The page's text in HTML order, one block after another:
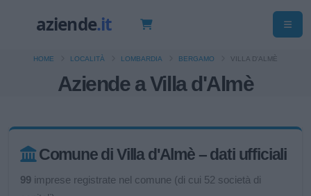
Aziende a Villa d'Almè
HOME LOCALITÀ LOMBARDIA BERGAMO VILLA D'ALMÈ
Comune di Villa d'Almè – dati ufficiali
99 imprese registrate nel comune (di cui 52 società di